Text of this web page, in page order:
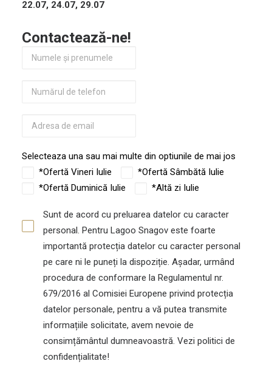
22.07, 24.07, 29.07
Contactează-ne!
Selecteaza una sau mai multe din optiunile de mai jos
*Ofertă Vineri Iulie
*Ofertă Sâmbătă Iulie
*Ofertă Duminică Iulie
*Altă zi Iulie
Sunt de acord cu preluarea datelor cu caracter
personal. Pentru Lagoo Snagov este foarte
importantă protecția datelor cu caracter personal
pe care ni le puneți la dispoziție. Așadar, urmând
procedura de conformare la Regulamentul nr.
679/2016 al Comisiei Europene privind protecția
datelor personale, pentru a vă putea transmite
informațiile solicitate, avem nevoie de
consimțământul dumneavoastră. Vezi politici de
confidențialitate!